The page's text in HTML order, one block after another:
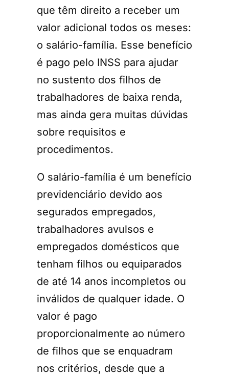
que têm direito a receber um
valor adicional todos os meses:
o salário-família. Esse benefício
é pago pelo INSS para ajudar
no sustento dos filhos de
trabalhadores de baixa renda,
mas ainda gera muitas dúvidas
sobre requisitos e
procedimentos.
O salário-família é um benefício
previdenciário devido aos
segurados empregados,
trabalhadores avulsos e
empregados domésticos que
tenham filhos ou equiparados
de até 14 anos incompletos ou
inválidos de qualquer idade. O
valor é pago
proporcionalmente ao número
de filhos que se enquadram
nos critérios, desde que a